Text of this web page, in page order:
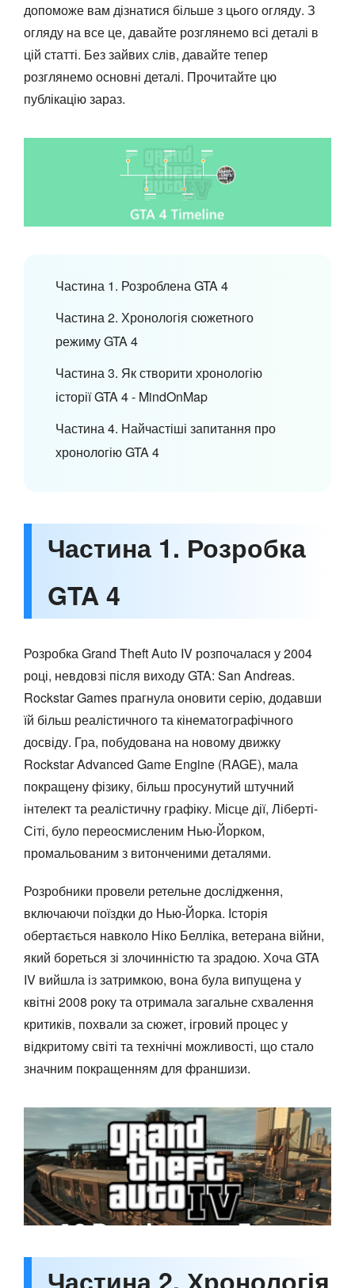
допоможе вам дізнатися більше з цього огляду. З
огляду на все це, давайте розглянемо всі деталі в
цій статті. Без зайвих слів, давайте тепер
розглянемо основні деталі. Прочитайте цю
публікацію зараз.
Частина 1. Розроблена GTA 4
Частина 2. Хронологія сюжетного
режиму GTA 4
Частина 3. Як створити хронологію
історії GTA 4 - MindOnMap
Частина 4. Найчастіші запитання про
хронологію GTA 4
Частина 1. Розробка
GTA 4
Розробка Grand Theft Auto IV розпочалася у 2004
році, невдовзі після виходу GTA: San Andreas.
Rockstar Games прагнула оновити серію, додавши
їй більш реалістичного та кінематографічного
досвіду. Гра, побудована на новому движку
Rockstar Advanced Game Engine (RAGE), мала
покращену фізику, більш просунутий штучний
інтелект та реалістичну графіку. Місце дії, Ліберті-
Сіті, було переосмисленим Нью-Йорком,
промальованим з витонченими деталями.
Розробники провели ретельне дослідження,
включаючи поїздки до Нью-Йорка. Історія
обертається навколо Ніко Белліка, ветерана війни,
який бореться зі злочинністю та зрадою. Хоча GTA
IV вийшла із затримкою, вона була випущена у
квітні 2008 року та отримала загальне схвалення
критиків, похвали за сюжет, ігровий процес у
відкритому світі та технічні можливості, що стало
значним покращенням для франшизи.